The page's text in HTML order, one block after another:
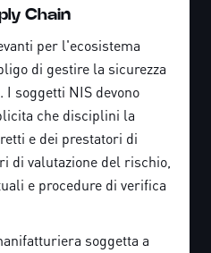
Chain
per l'ecosistema
di gestire la sicurezza
soggetti NIS devono
che disciplini la
e dei prestatori di
di valutazione del rischio,
e procedure di verifica
soggetta a